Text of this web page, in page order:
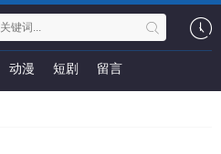
动漫 短剧 留言